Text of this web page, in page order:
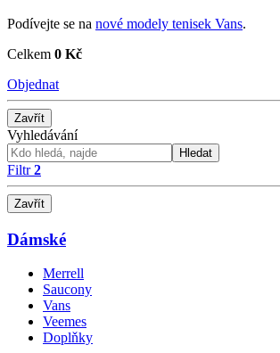
Podívejte se na nové modely tenisek Vans.
Celkem 0 Kč
Objednat
Zavřít
Vyhledávání
Hledat
Filtr2
Zavřít
Dámské
Merrell
Saucony
Vans
Veemes
Doplňky